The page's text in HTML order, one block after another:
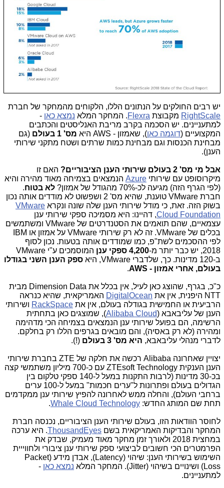
יש רבים החולקים על הנתונים הללו, הלקוחים מהמחקר של חברת
RightScale מקבוצת Flexra. המחקר המלא נמצא כאן -
למתעניינים. יש הסכמה בקרב מריבת האנליסטים והכתבים
המקצועיים (דוגמה כאן), שאמזון - AWS היא מס' 1 בעולם
(גם
מבחינת הכנסות וגם מבחינת כמות שרתים ושטח מתקני שירותי
הענן).
אבל מי מס' 2 בעולם שירותי הענן הציבוריים?
האם זו
מיקרוסופט עם שירותי Azure הנמצאים בצמיחה מאוד מהירה והיא
(לפי הגרף הזה) מגיעה לכ-70% מהגודל של אמזון?
לא בטוח.
חברת VMware טוענת, שהיא מס' 2 ושפשוט לא מודדים אותה נכון
בשוק הזה. זאת, כי מודל שירותי הענן שלה שונה ונקרא VMware
Cloud Foundation, דהיינו: היא מסמיכה ספקי שירותי ענן
עצמאיים, שהם תואמים את הסטנדרטים של VMware ומשתמשים
בכלים של VMware. זה לא רק שירותי VMware על אמזון או IBM
לפי ההסכמים לשת"פ, כמו שמודדים אותה בטעות. נכון לסוף
2018, יש כבר יותר מ-4,200 ספקי ענן
המוסמכים ע"י VMware
ב-120 מדינות. כך, שלדברי VMware, היא
ספק הענן השני בגודלו
בעולם, אחרי אמזון - AWS
.
כ"כ, בגרף, שהוצג כאן לעיל, אין בכלל את Dimension Data מבית
NTT היפנית, אין את
DigitalOcean האמריקאית, שהיא כנראה
הרביעית או החמישית בגודלה בעולם, אין את RackSpace ושירותי
הענן של עליבאבא (Alibaba Cloud), שמוצגים כאן בתחתית
הרשימה, הם בפועל שירותי ענן הנמצאים בצמיחה הכי מדהימה
ומהירה (לא רק באסיה), והם מובאים בגרפים הללו רק בחלקם.
לדברי מנהלי עליבאבא, היא מס' 3 בעולם (!).
יצויין שאחרונה Alibaba רכשה את חלקה של ZTE בחברת שירותי
הענן הענקית ZTEsoft Technology עם כ-700 מיליון משתמשי קצה
בכ-30 מדינות (לרבות התקנות במעל ל-140 ספקי טלקום בין
הגדולים בעולם ופתרונות ל"ערים חכמות" במעל ל-100 ערים
ברחבי העולם), והחלה ממש לאחרונה להפיץ שירותי ענן ממקדמים
תחת שם המותג החדש: Whale Cloud Technology
.
לחוסר הוודאות הזו, בעולם שירותי הענן הציבוריים, נכנסה חברת
המחקר והבדיקות האמריקאית בשם ThousandEyes. היא ערכה
במחצית 2018 ולאורך זמן מחקר מאוד מעמיק, שבדק את
הפרמטרים הכי חשובים לביצועי ספק שירותי ענן ציבורי ולחווייית
השימוש בשירותי הענן: שיהוי (Latency), אבדן מידע (Packet
Loss) ושינויים בשיהוי (Jitter). המחקר המלא
נמצא כאן -
למתעניינים.